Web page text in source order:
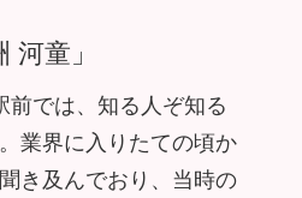
童」
前では、知る人ぞ知る
業界に入りたての頃か
き及んでおり、当時の